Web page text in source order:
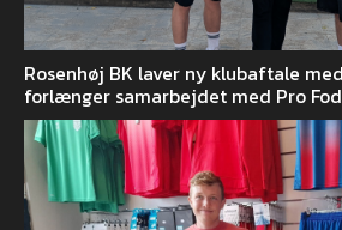
Rosenhøj BK laver ny klubaftale
forlænger samarbejdet med Pro